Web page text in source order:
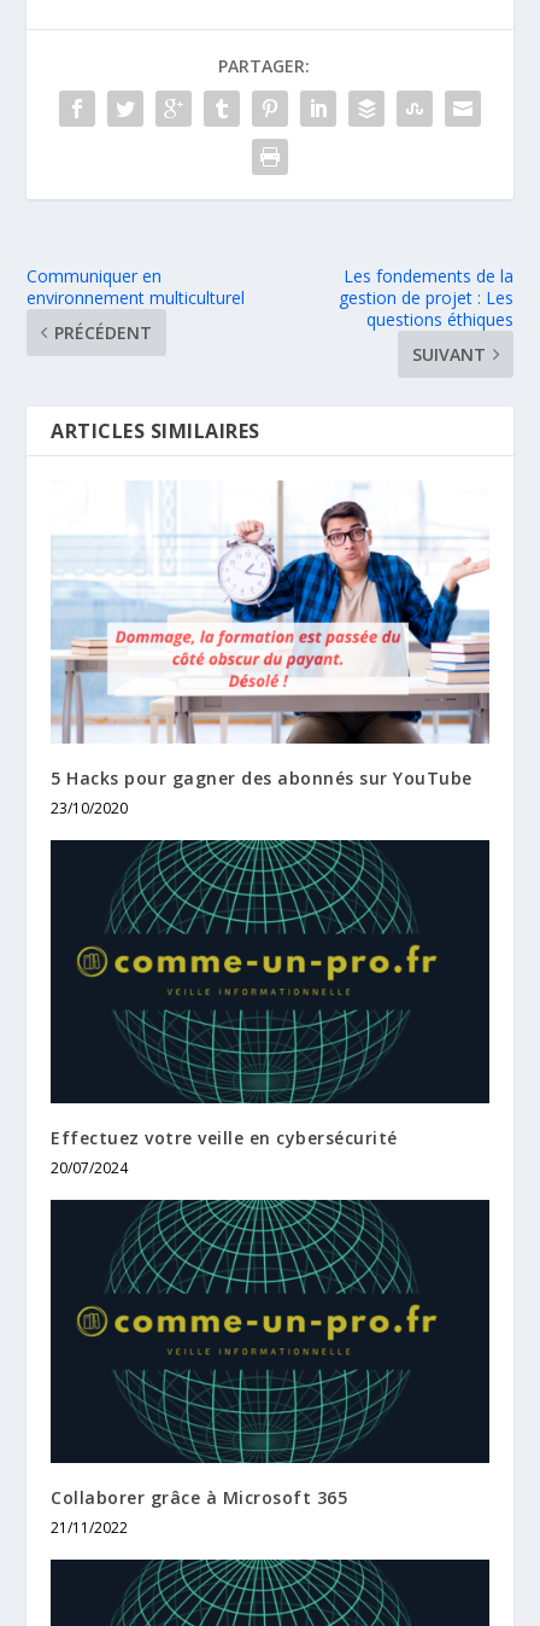
PARTAGER:
Communiquer en
environnement multiculturel
PRÉCÉDENT
Les fondements de la
gestion de projet : Les
questions éthiques
SUIVANT
ARTICLES SIMILAIRES
5 Hacks pour gagner des abonnés sur YouTube
23/10/2020
Effectuez votre veille en cybersécurité
20/07/2024
Collaborer grâce à Microsoft 365
21/11/2022